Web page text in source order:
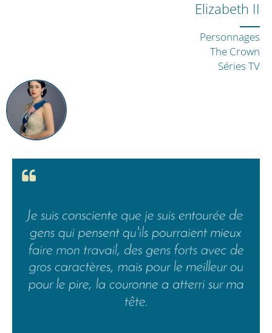
Elizabeth II
Personnages
The Crown
Séries TV